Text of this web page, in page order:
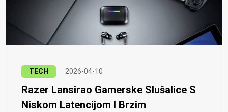
TECH 2026-04-10
Razer Lansirao Gamerske Slušalice S
Niskom Latencijom I Brzim